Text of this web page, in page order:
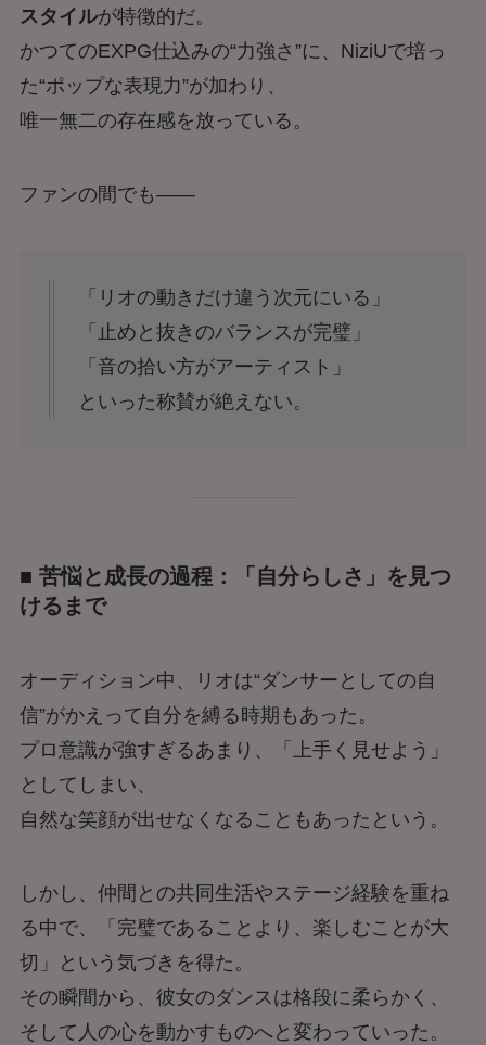
スタイルが特徴的だ。
かつてのEXPG仕込みの“力強さ”に、NiziUで培っ
た“ポップな表現力”が加わり、
唯一無二の存在感を放っている。
ファンの間でも——
「リオの動きだけ違う次元にいる」
「止めと抜きのバランスが完璧」
「音の拾い方がアーティスト」
といった称賛が絶えない。
■ 苦悩と成長の過程：「自分らしさ」を見つ
けるまで
オーディション中、リオは“ダンサーとしての自
信”がかえって自分を縛る時期もあった。
プロ意識が強すぎるあまり、「上手く見せよう」
としてしまい、
自然な笑顔が出せなくなることもあったという。
しかし、仲間との共同生活やステージ経験を重ね
る中で、「完璧であることより、楽しむことが大
切」という気づきを得た。
その瞬間から、彼女のダンスは格段に柔らかく、
そして人の心を動かすものへと変わっていった。